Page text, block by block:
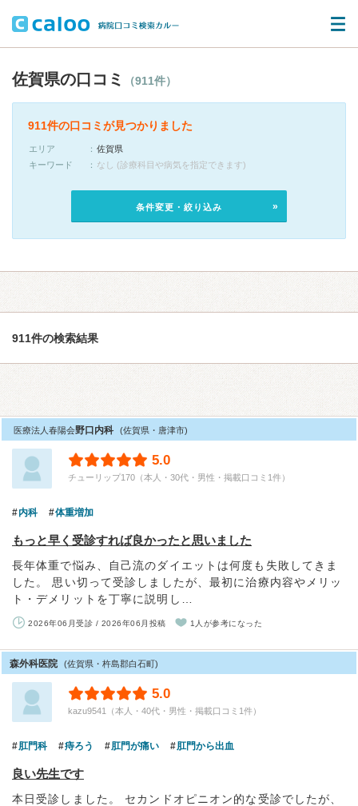
佐賀県の口コミ （911件）
911件の口コミが見つかりました
エリア
佐賀県
キーワード
なし (診療科目や病気を指定できます)
条件変更・絞り込み
911件の検索結果
医療法人春陽会野口内科 (佐賀県・唐津市)
5.0
チューリップ170（本人・30代・男性・掲載口コミ1件）
内科 体重増加
もっと早く受診すれば良かったと思いました
長年体重で悩み、自己流のダイエットは何度も失敗してきま
した。 思い切って受診しましたが、最初に治療内容やメリッ
ト・デメリットを丁寧に説明し…
2026年06月受診 / 2026年06月投稿 1人が参考になった
森外科医院 (佐賀県・杵島郡白石町)
5.0
kazu9541（本人・40代・男性・掲載口コミ1件）
肛門科 痔ろう 肛門が痛い 肛門から出血
良い先生です
本日受診しました。 セカンドオピニオン的な受診でしたが、